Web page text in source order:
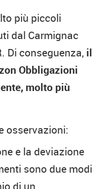
più piccoli
dal Carmignac
Di conseguenza, il
Obbligazioni
molto più
osservazioni:
e la deviazione
sono due modi
di un